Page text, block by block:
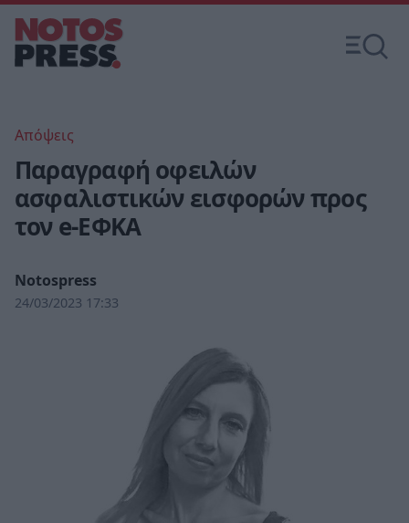
Απόψεις
Παραγραφή οφειλών
ασφαλιστικών εισφορών προς
τον e-ΕΦΚΑ
Notospress
24/03/2023 17:33